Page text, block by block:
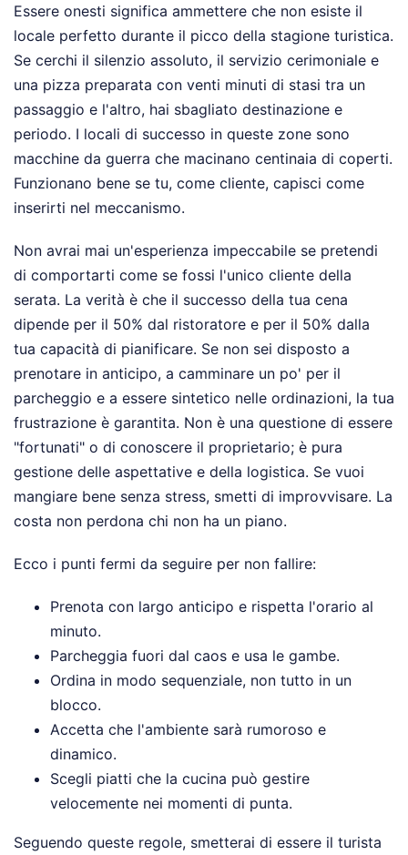
Essere onesti significa ammettere che non esiste il
locale perfetto durante il picco della stagione turistica.
Se cerchi il silenzio assoluto, il servizio cerimoniale e
una pizza preparata con venti minuti di stasi tra un
passaggio e l'altro, hai sbagliato destinazione e
periodo. I locali di successo in queste zone sono
macchine da guerra che macinano centinaia di coperti.
Funzionano bene se tu, come cliente, capisci come
inserirti nel meccanismo.
Non avrai mai un'esperienza impeccabile se pretendi
di comportarti come se fossi l'unico cliente della
serata. La verità è che il successo della tua cena
dipende per il 50% dal ristoratore e per il 50% dalla
tua capacità di pianificare. Se non sei disposto a
prenotare in anticipo, a camminare un po' per il
parcheggio e a essere sintetico nelle ordinazioni, la tua
frustrazione è garantita. Non è una questione di essere
"fortunati" o di conoscere il proprietario; è pura
gestione delle aspettative e della logistica. Se vuoi
mangiare bene senza stress, smetti di improvvisare. La
costa non perdona chi non ha un piano.
Ecco i punti fermi da seguire per non fallire:
Prenota con largo anticipo e rispetta l'orario al
minuto.
Parcheggia fuori dal caos e usa le gambe.
Ordina in modo sequenziale, non tutto in un
blocco.
Accetta che l'ambiente sarà rumoroso e
dinamico.
Scegli piatti che la cucina può gestire
velocemente nei momenti di punta.
Seguendo queste regole, smetterai di essere il turista